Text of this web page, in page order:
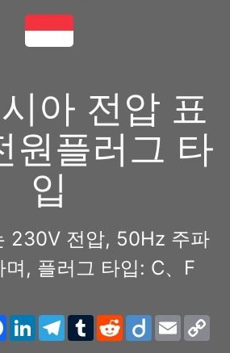
아 전압 표
원플러그 타
입
230V 전압, 50Hz 주파
며, 플러그 타입: C、F
Facebook
LinkedInTelegram
TumblrRedditDiigo Email